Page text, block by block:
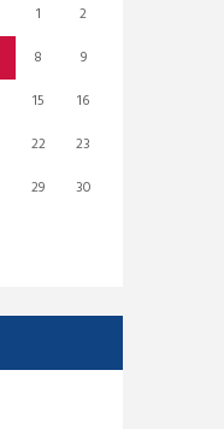
1
2
8
9
15
16
22
23
29
30